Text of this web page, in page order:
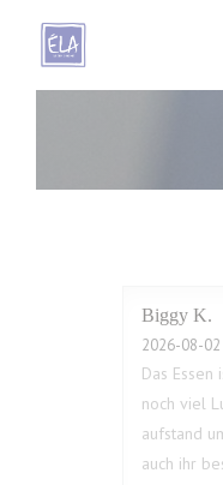
Personnalisation de vos
Biggy K
2026-08-02
Das
noch viel
aufstand
auch ihr